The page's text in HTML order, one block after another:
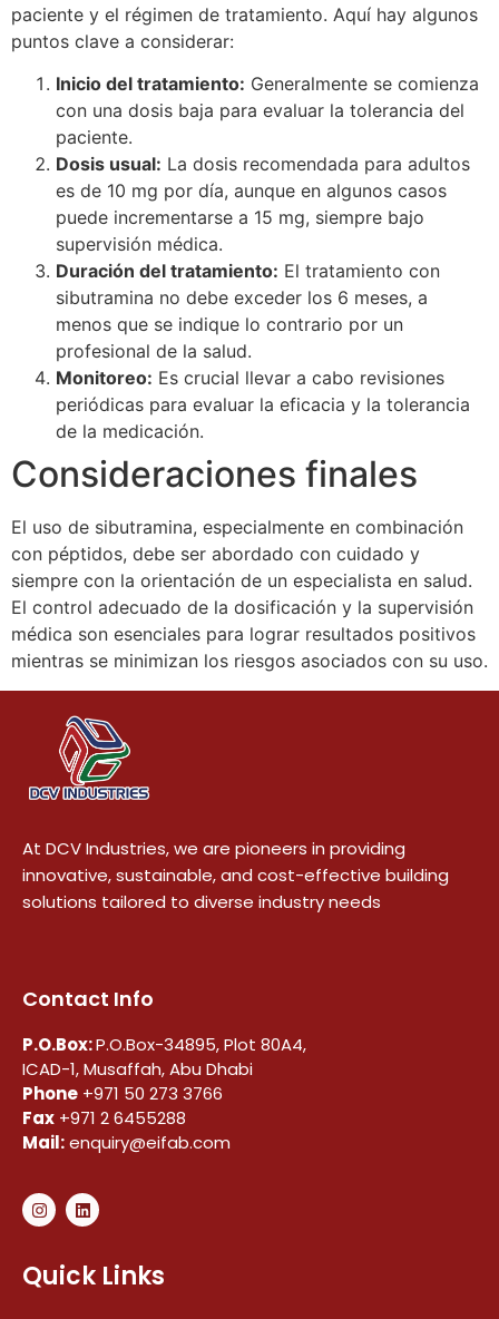
paciente y el régimen de tratamiento. Aquí hay algunos
puntos clave a considerar:
Inicio del tratamiento: Generalmente se comienza
con una dosis baja para evaluar la tolerancia del
paciente.
Dosis usual: La dosis recomendada para adultos
es de 10 mg por día, aunque en algunos casos
puede incrementarse a 15 mg, siempre bajo
supervisión médica.
Duración del tratamiento: El tratamiento con
sibutramina no debe exceder los 6 meses, a
menos que se indique lo contrario por un
profesional de la salud.
Monitoreo: Es crucial llevar a cabo revisiones
periódicas para evaluar la eficacia y la tolerancia
de la medicación.
Consideraciones finales
El uso de sibutramina, especialmente en combinación
con péptidos, debe ser abordado con cuidado y
siempre con la orientación de un especialista en salud.
El control adecuado de la dosificación y la supervisión
médica son esenciales para lograr resultados positivos
mientras se minimizan los riesgos asociados con su uso.
At DCV Industries, we are pioneers in providing
innovative, sustainable, and cost-effective building
solutions tailored to diverse industry needs
Contact Info
P.O.Box:P.O.Box-34895, Plot 80A4,
ICAD-1, Musaffah, Abu Dhabi
Phone +971 50 273 3766
Fax +971 2 6455288
Mail:enquiry@eifab.com
Quick Links